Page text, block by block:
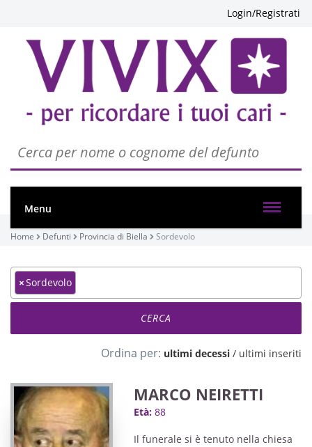
Login/Registrati
Menu
Home Defunti Provincia di Biella Sordevolo
×Sordevolo
Ordina per: ultimi decessi / ultimi inseriti
MARCO NEIRETTI
Età: 88
Il funerale si è tenuto nella chiesa